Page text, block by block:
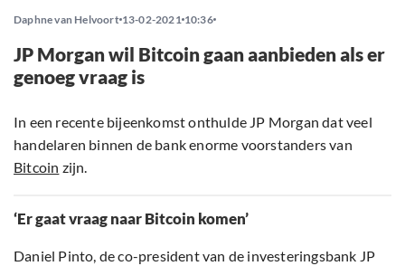
Daphne van Helvoort 13-02-2021 10:36
JP Morgan wil Bitcoin gaan aanbieden als er
genoeg vraag is
In een recente bijeenkomst onthulde JP Morgan dat veel
handelaren binnen de bank enorme voorstanders van
Bitcoin zijn.
‘Er gaat vraag naar Bitcoin komen’
Daniel Pinto, de co-president van de investeringsbank JP